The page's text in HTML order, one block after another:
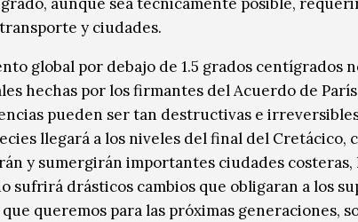
y ciudades.
global por debajo de 1.5 grados centígrados
hechas por los firmantes del Acuerdo de
pueden ser tan destructivas e
llegará a los niveles del final del Cretácico,
y sumergirán importantes ciudades
sufrirá drásticos cambios que obligaran a los
queremos para las próximas generaciones,